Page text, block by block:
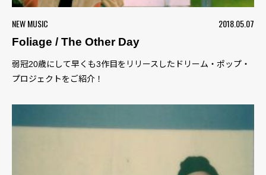
NEW MUSIC
2018.05.07
Foliage / The Other Day
弱冠20歳にして早くも3作目をリリースしたドリーム・ポップ・
プロジェクトをご紹介！